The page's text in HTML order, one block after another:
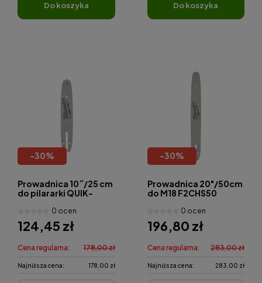
do koszyka do koszyka
-30%
Prowadnica 10˝/25 cm
do pilararki QUIK-
0 ocen
124,45 zł
Cena regularna: 178,00 zł
Najniższa cena: 178,00 zł
-30%
Prowadnica 20"/50cm
do M18 F2CHS50
0 ocen
196,80 zł
Cena regularna: 283,00 zł
Najniższa cena: 283,00 zł